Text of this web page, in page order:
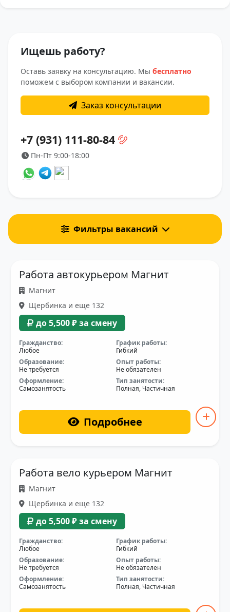
Фильтры вакансий
Ищешь работу?
Оставь заявку на консультацию. Мы бесплатно
поможем с выбором компании и вакансии.
Заказ консультации
+7 (931) 111-80-84
Пн-Пт 9:00-18:00
Работа автокурьером Магнит
Магнит
Щербинка и еще 132
до 5,500 ₽ за смену
Гражданство:
Любое
График работы:
Гибкий
Образование:
Не требуется
Опыт работы:
Не обязателен
Оформление:
Самозанятость
Тип занятости:
Полная, Частичная
Подробнее
Работа вело курьером Магнит
Магнит
Щербинка и еще 132
до 5,500 ₽ за смену
Гражданство:
Любое
График работы:
Гибкий
Образование:
Не требуется
Опыт работы:
Не обязателен
Оформление:
Самозанятость
Тип занятости:
Полная, Частичная